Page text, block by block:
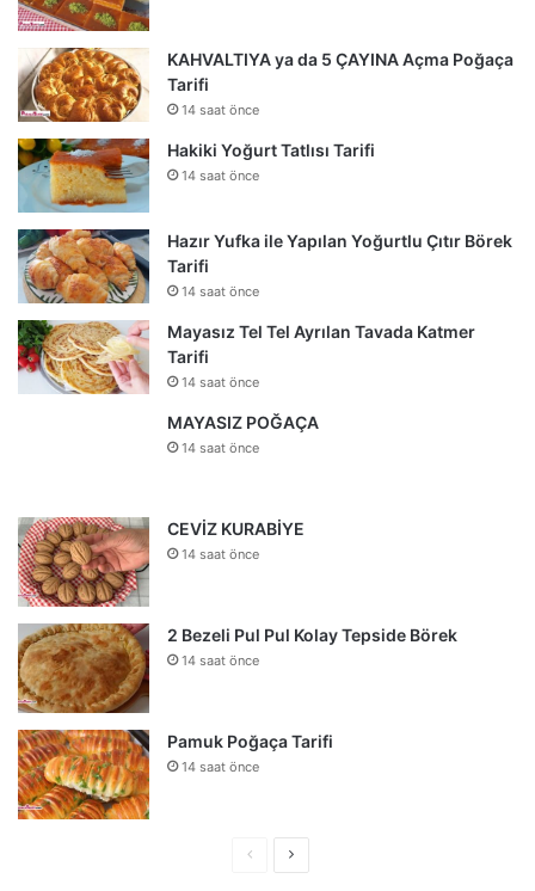
KAHVALTIYA ya da 5 ÇAYINA Açma Poğaça
Tarifi
14 saat önce
Hakiki Yoğurt Tatlısı Tarifi
14 saat önce
Hazır Yufka ile Yapılan Yoğurtlu Çıtır Börek
Tarifi
14 saat önce
Mayasız Tel Tel Ayrılan Tavada Katmer
Tarifi
14 saat önce
MAYASIZ POĞAÇA
14 saat önce
CEVİZ KURABİYE
14 saat önce
2 Bezeli Pul Pul Kolay Tepside Börek
14 saat önce
Pamuk Poğaça Tarifi
14 saat önce
ÖncekiSonraki